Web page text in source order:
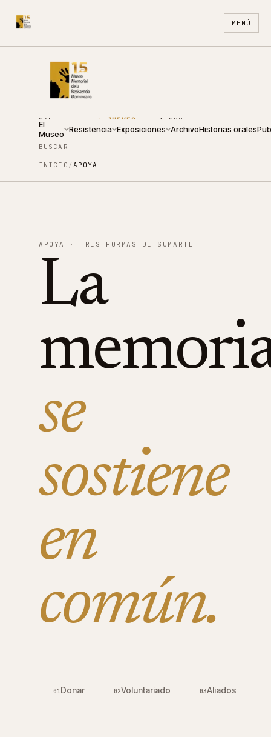
MENÚ
CALLE
ARZOBISPO
NOUEL 210
●JUEVES ·
09:00 —
+1 809
688
ES EN
El
Museo Resistencia Exposiciones ArchivoHistorias orales
BUSCAR
INICIO /APOYA
APOYA · TRES FORMAS DE SUMARTE
La
se
sostiene
en
común.
01Donar 02Voluntariado 03Aliados